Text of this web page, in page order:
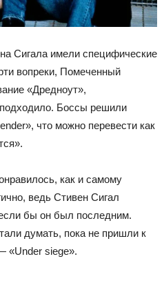
Сигала имели специфические
вопреки, Помеченный
«Дредноут»,
Боссы решили
что можно перевести как
как и самому
ведь Стивен Сигал
бы он был последним.
думать, пока не пришли к
«Under siege».